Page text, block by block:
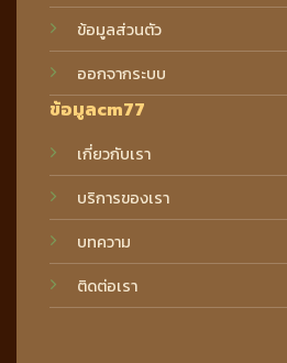
ข้อมูลส่วนตัว
ออกจากระบบ
ข้อมูลcm77
เกี่ยวกับเรา
บริการของเรา
บทความ
ติดต่อเรา